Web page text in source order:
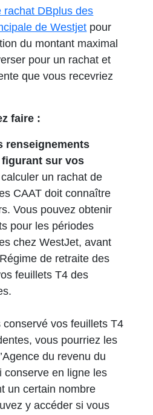
rachat DBplus des
de Westjets’ouvre
pour
du montant maximal
pour un rachat et
que vous recevriez
faire :
renseignements
sur vos
un rachat de
CAAT doit connaître
Vous pouvez obtenir
pour les périodes
chez WestJet, avant
de retraite des
feuillets T4 des
conservé vos feuillets T4
vous pourriez les
du revenu du
conserve en ligne les
un certain nombre
y accéder si vous